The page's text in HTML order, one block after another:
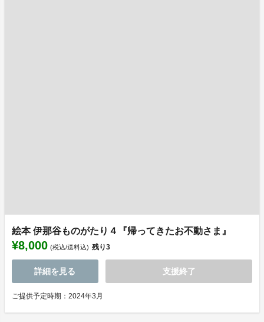
絵本 伊那谷ものがたり４『帰ってきたお不動さま』
¥8,000 (税込/送料込) 残り3
詳細を見る 支援終了
ご提供予定時期：2024年3月